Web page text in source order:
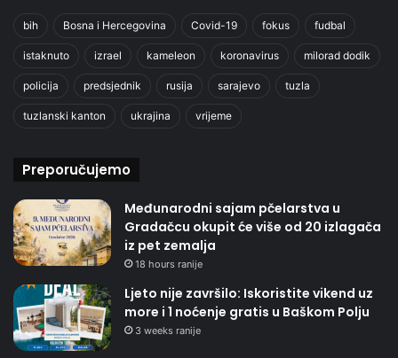
bih Bosna i Hercegovina Covid-19 fokus fudbal
istaknuto izrael kameleon koronavirus milorad dodik
policija predsjednik rusija sarajevo tuzla
tuzlanski kanton ukrajina vrijeme
Preporučujemo
Međunarodni sajam pčelarstva u
Gradačcu okupit će više od 20 izlagača
iz pet zemalja
18 hours ranije
Ljeto nije završilo: Iskoristite vikend uz
more i 1 noćenje gratis u Baškom Polju
3 weeks ranije